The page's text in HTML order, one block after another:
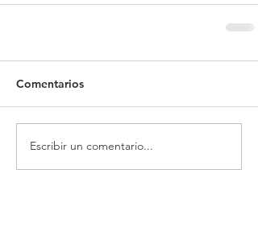
Comentarios
Escribir un comentario...